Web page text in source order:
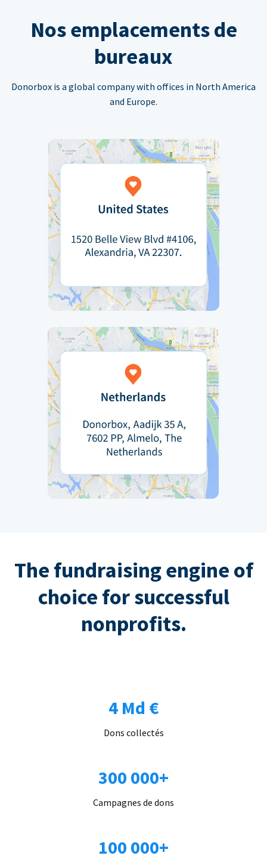
Nos emplacements de
bureaux
Donorbox is a global company with offices in North America
and Europe.
The fundraising engine of
choice for successful
nonprofits.
4 Md €
Dons collectés
300 000+
Campagnes de dons
100 000+